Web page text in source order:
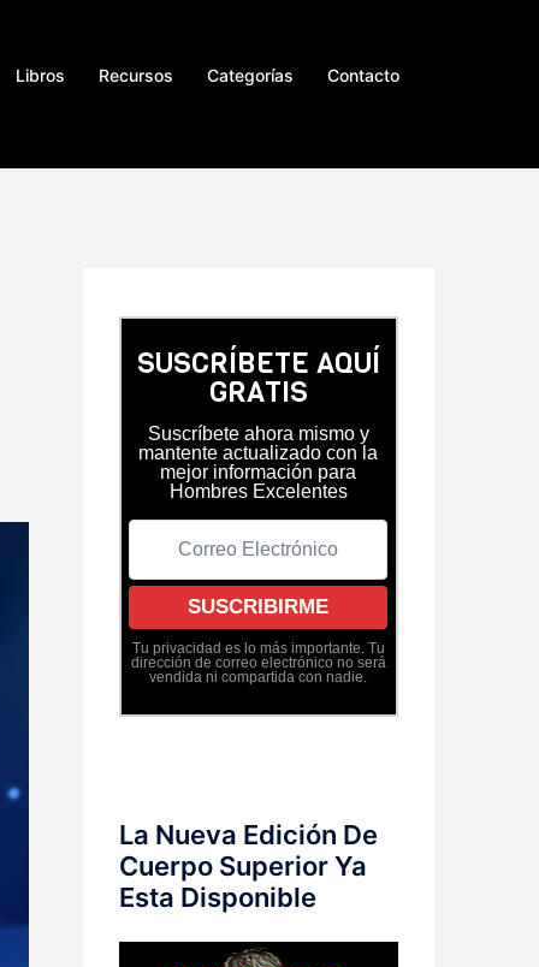
Libros Recursos Categorías Contacto
SUSCRÍBETE AQUÍ
GRATIS
Suscríbete ahora mismo y
mantente actualizado con la
mejor información para
Hombres Excelentes
Tu privacidad es lo más importante. Tu
dirección de correo electrónico no será
vendida ni compartida con nadie.
La Nueva Edición De
Cuerpo Superior Ya
Esta Disponible